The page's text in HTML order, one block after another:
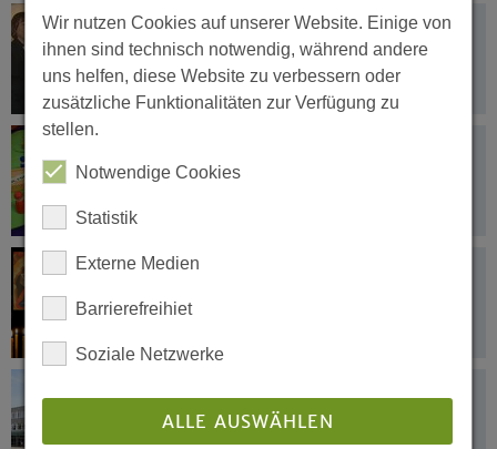
20.12.2022
Wittgensteiner Superintendentin
verabschiedet
Konfessionell-kooperativer
ausgeweitet
16.12.2022
Geflüchtete aus der Ukraine
Millionenförderung für Evangelisches
Wir nutzen Cookies auf unserer Website. Einige von
ihnen sind technisch notwendig, während andere
uns helfen, diese Website zu verbessern oder
zusätzliche Funktionalitäten zur Verfügung zu
stellen.
Notwendige Cookies
Statistik
Externe Medien
Barrierefreihiet
Soziale Netzwerke
ALLE AUSWÄHLEN